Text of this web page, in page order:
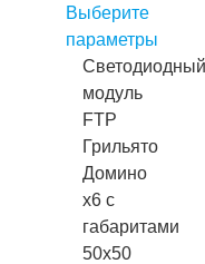
Выберите
параметры
Светодиодный
модуль
FTP
Грильято
Домино
х6 с
габаритами
50х50